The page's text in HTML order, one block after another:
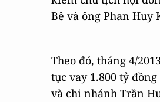
Bê và ông Phan Huy
Theo đó, tháng 4/
tục vay 1.800 tỷ
và chi nhánh Trần